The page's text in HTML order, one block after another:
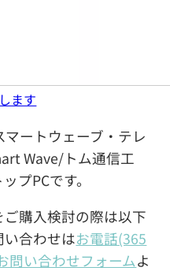
マートウェーブ・テレ
Wave/トム通信工
プPCです。
ご購入検討の際は以下
合わせはお電話(365
問い合わせフォームよ
ます